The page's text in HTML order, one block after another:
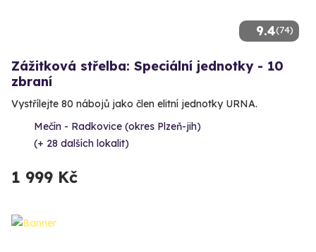
9.4(74)
Zážitková střelba: Speciální jednotky - 10
zbraní
Vystřílejte 80 nábojů jako člen elitní jednotky URNA.
Mečín - Radkovice (okres Plzeň-jih)
(+ 28 dalších lokalit)
1 999 Kč